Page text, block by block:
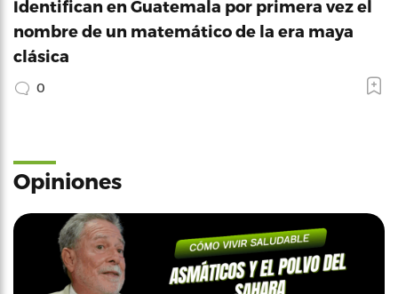
Identifican en Guatemala por primera vez el
nombre de un matemático de la era maya
clásica
0
Opiniones